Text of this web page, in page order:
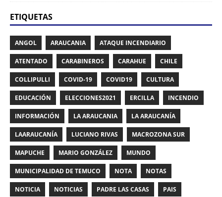
ETIQUETAS
ANGOL ARAUCANIA ATAQUE INCENDIARIO
ATENTADO CARABINEROS CARAHUE CHILE
COLLIPULLI COVID-19 COVID19 CULTURA
EDUCACIÓN ELECCIONES2021 ERCILLA INCENDIO
INFORMACIÓN LA ARAUCANIA LA ARAUCANÍA
LAARAUCANÍA LUCIANO RIVAS MACROZONA SUR
MAPUCHE MARIO GONZÁLEZ MUNDO
MUNICIPALIDAD DE TEMUCO NOTA NOTAS
NOTICIA NOTICIAS PADRE LAS CASAS PAIS